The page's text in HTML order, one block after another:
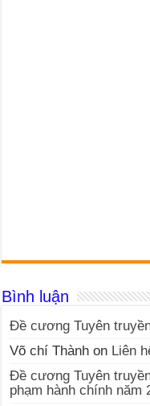
Bình luận
Đề cương Tuyên
Võ chí Thành on Liên
Đề cương Tuyên
phạm hành chính năm